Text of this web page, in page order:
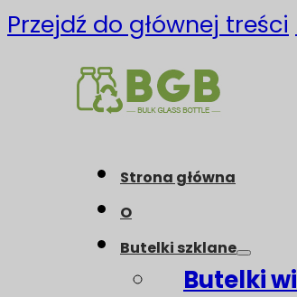
Przejdź do głównej treści
Strona główna
O
Butelki szklane
Butelki